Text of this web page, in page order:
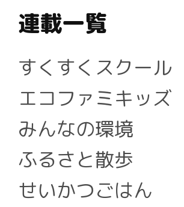
連載一覧
すくすくスクール
エコファミキッズ
みんなの環境
ふるさと散歩
せいかつごはん